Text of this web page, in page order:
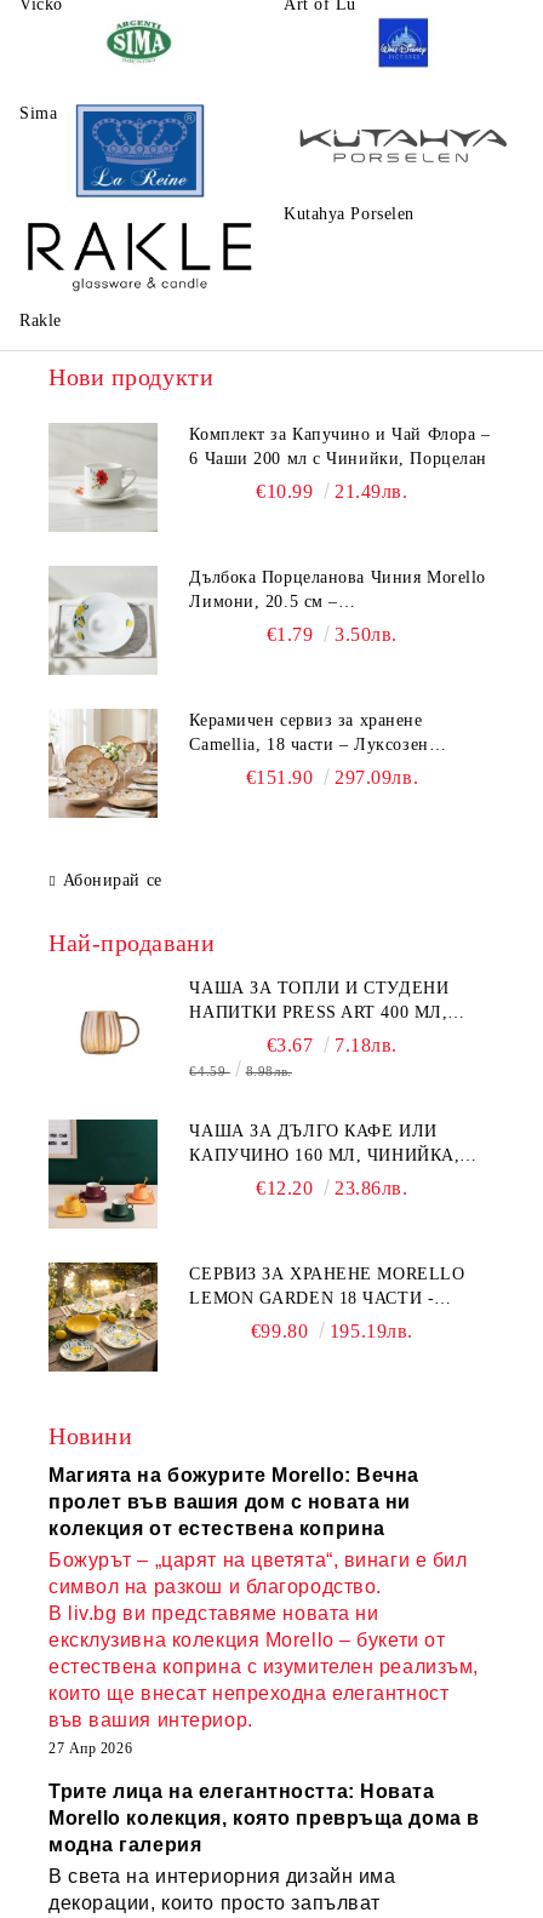
Vicko Art of Luxury Ware
Sima
La Reine Kutahya Porselen
Rakle
Нови продукти
Комплект за Капучино и Чай Флора –
6 Чаши 200 мл с Чинийки, Порцелан
€10.99 21.49лв.
Дълбока Порцеланова Чиния Morello
Лимони, 20.5 см –
Средиземноморски Стил
€1.79 3.50лв.
Керамичен сервиз за хранене
Camellia, 18 части – Луксозен
комплект чинии с флорален мотив
€151.90 297.09лв.
Абонирай се
Най-продавани
ЧАША ЗА ТОПЛИ И СТУДЕНИ
НАПИТКИ PRESS ART 400 МЛ,
БОРОСИЛИКАТНО СТЪКЛО
€3.67 7.18лв.
€4.59 8.98лв.
ЧАША ЗА ДЪЛГО КАФЕ ИЛИ
КАПУЧИНО 160 МЛ, ЧИНИЙКА,
ЛЪЖИЧКА GREEN, ORANGE LOVE
€12.20 23.86лв.
СЕРВИЗ ЗА ХРАНЕНЕ MORELLO
LEMON GARDEN 18 ЧАСТИ -
ПОРЦЕЛАН€99.80 195.19лв.
Новини
Магията на божурите Morello: Вечна
пролет във вашия дом с новата ни
колекция от естествена коприна
Божурът – „царят на цветята“, винаги е бил
символ на разкош и благородство.
В liv.bg ви представяме новата ни
ексклузивна колекция Morello – букети от
естествена коприна с изумителен реализъм,
които ще внесат непреходна елегантност
във вашия интериор.
27 Апр 2026
Трите лица на елегантността: Новата
Morello колекция, която превръща дома в
модна галерия
В света на интериорния дизайн има
декорации, които просто запълват